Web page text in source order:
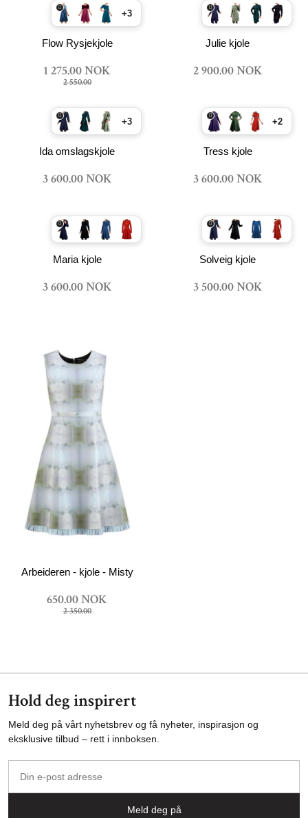
+3
Flow Rysjekjole
1 275.00 NOK
2 550.00
Julie kjole
2 900.00 NOK
+3
Ida omslagskjole
3 600.00 NOK
+2
Tress kjole
3 600.00 NOK
Maria kjole
3 600.00 NOK
Solveig kjole
3 500.00 NOK
Arbeideren - kjole - Misty
650.00 NOK
2 350.00
Hold deg inspirert
Meld deg på vårt nyhetsbrev og få nyheter, inspirasjon og
eksklusive tilbud – rett i innboksen.
post
Meld deg på